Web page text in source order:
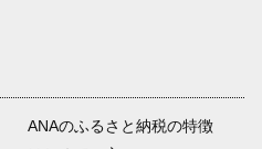
ANAのふるさと納税の特徴